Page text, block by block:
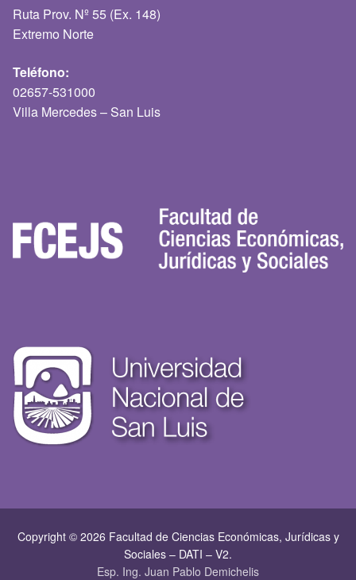
Ruta Prov. Nº 55 (Ex. 148)
Extremo Norte
Teléfono:
02657-531000
Villa Mercedes – San Luis
Copyright © 2026 Facultad de Ciencias Económicas, Jurí­dicas y
Sociales – DATI – V2.
Esp. Ing. Juan Pablo Demichelis